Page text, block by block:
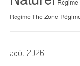
Régime
Régime The Zone
août 2026